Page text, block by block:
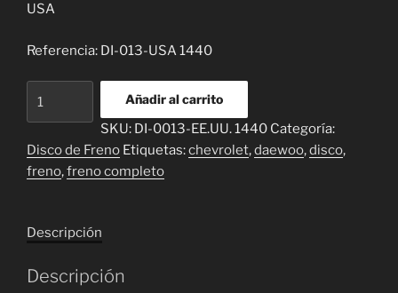
USA
Referencia: DI-013-USA 1440
Chevrolet
Chevy
Corsa
Daewoo
Añadir al carrito
SKU: DI-0013-EE.UU. 1440 Categoría:
Disco de Freno Etiquetas:chevrolet,daewoo,disco,
freno,freno completo
Descripción
Descripción